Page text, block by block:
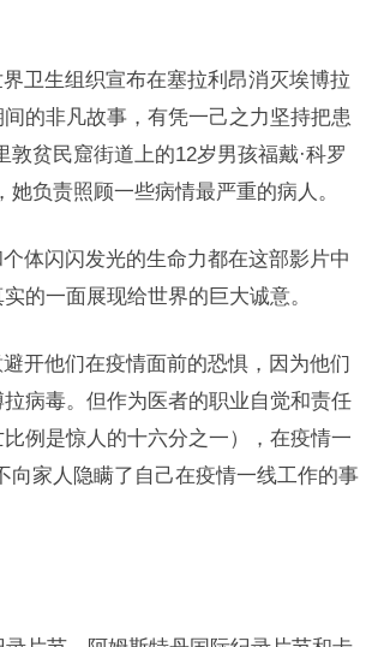
生组织宣布在塞拉利昂消灭埃博拉
的非凡故事，有凭一己之力坚持把患
贫民窟街道上的12岁男孩福戴·科罗
负责照顾一些病情最严重的病人。
闪闪发光的生命力都在这部影片中
的一面展现给世界的巨大诚意。
他们在疫情面前的恐惧，因为他们
病毒。但作为医者的职业自觉和责任
例是惊人的十六分之一），在疫情一
向家人隐瞒了自己在疫情一线工作的事